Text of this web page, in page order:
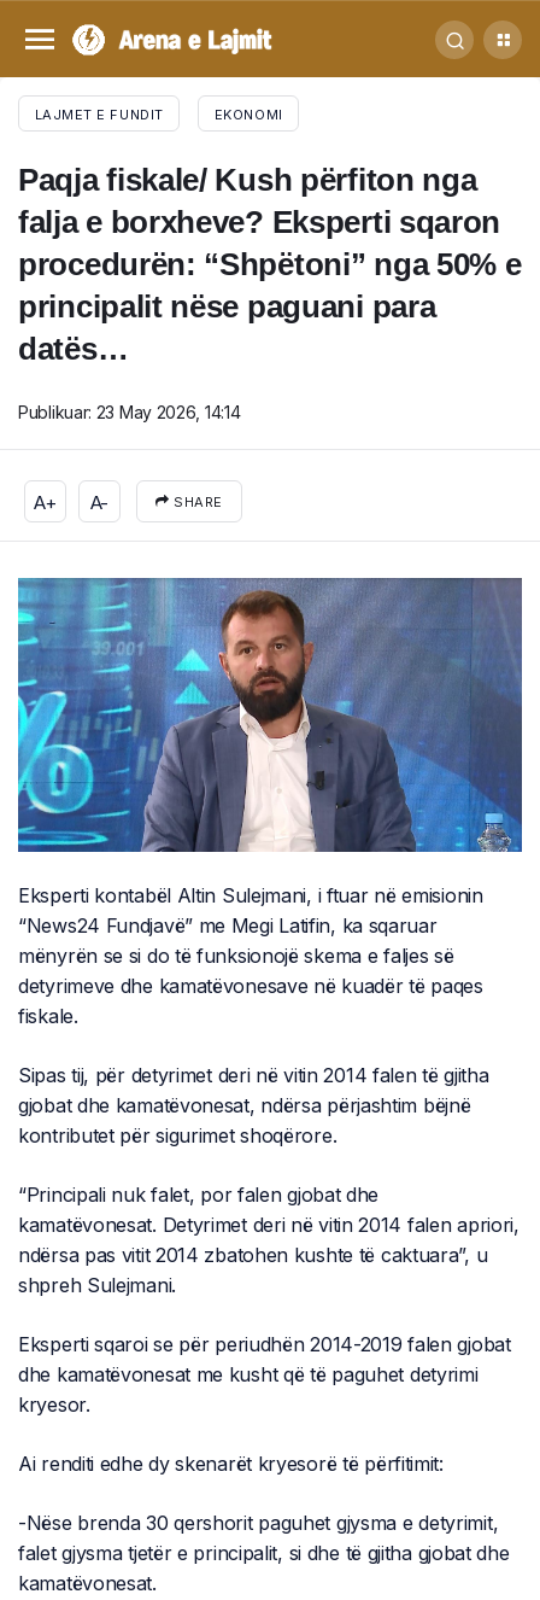
LAJMET E FUNDIT EKONOMI
Paqja fiskale/ Kush përfiton nga
falja e borxheve? Eksperti sqaron
procedurën: “Shpëtoni” nga 50% e
principalit nëse paguani para
datës…
Publikuar: 23 May 2026, 14:14
A+ A- SHARE
Eksperti kontabël Altin Sulejmani, i ftuar në emisionin
“News24 Fundjavë” me Megi Latifin, ka sqaruar
mënyrën se si do të funksionojë skema e faljes së
detyrimeve dhe kamatëvonesave në kuadër të paqes
fiskale.
Sipas tij, për detyrimet deri në vitin 2014 falen të gjitha
gjobat dhe kamatëvonesat, ndërsa përjashtim bëjnë
kontributet për sigurimet shoqërore.
“Principali nuk falet, por falen gjobat dhe
kamatëvonesat. Detyrimet deri në vitin 2014 falen apriori,
ndërsa pas vitit 2014 zbatohen kushte të caktuara”, u
shpreh Sulejmani.
Eksperti sqaroi se për periudhën 2014-2019 falen gjobat
dhe kamatëvonesat me kusht që të paguhet detyrimi
kryesor.
Ai renditi edhe dy skenarët kryesorë të përfitimit:
-Nëse brenda 30 qershorit paguhet gjysma e detyrimit,
falet gjysma tjetër e principalit, si dhe të gjitha gjobat dhe
kamatëvonesat.